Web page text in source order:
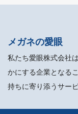
メガネの愛眼
私たち愛眼株式会社
かにする企業となる
持ちに寄り添うサー